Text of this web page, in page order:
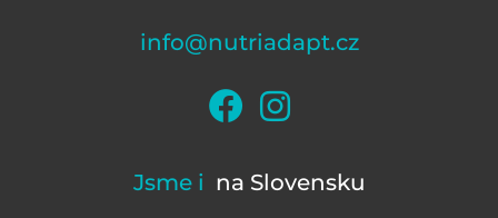
info@nutriadapt.cz
Jsme i na Slovensku